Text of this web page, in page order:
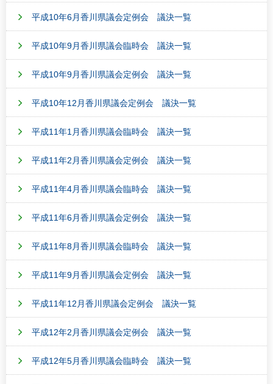
平成10年6月香川県議会定例会 議決一覧
平成10年9月香川県議会臨時会 議決一覧
平成10年9月香川県議会定例会 議決一覧
平成10年12月香川県議会定例会 議決一覧
平成11年1月香川県議会臨時会 議決一覧
平成11年2月香川県議会定例会 議決一覧
平成11年4月香川県議会臨時会 議決一覧
平成11年6月香川県議会定例会 議決一覧
平成11年8月香川県議会臨時会 議決一覧
平成11年9月香川県議会定例会 議決一覧
平成11年12月香川県議会定例会 議決一覧
平成12年2月香川県議会定例会 議決一覧
平成12年5月香川県議会臨時会 議決一覧